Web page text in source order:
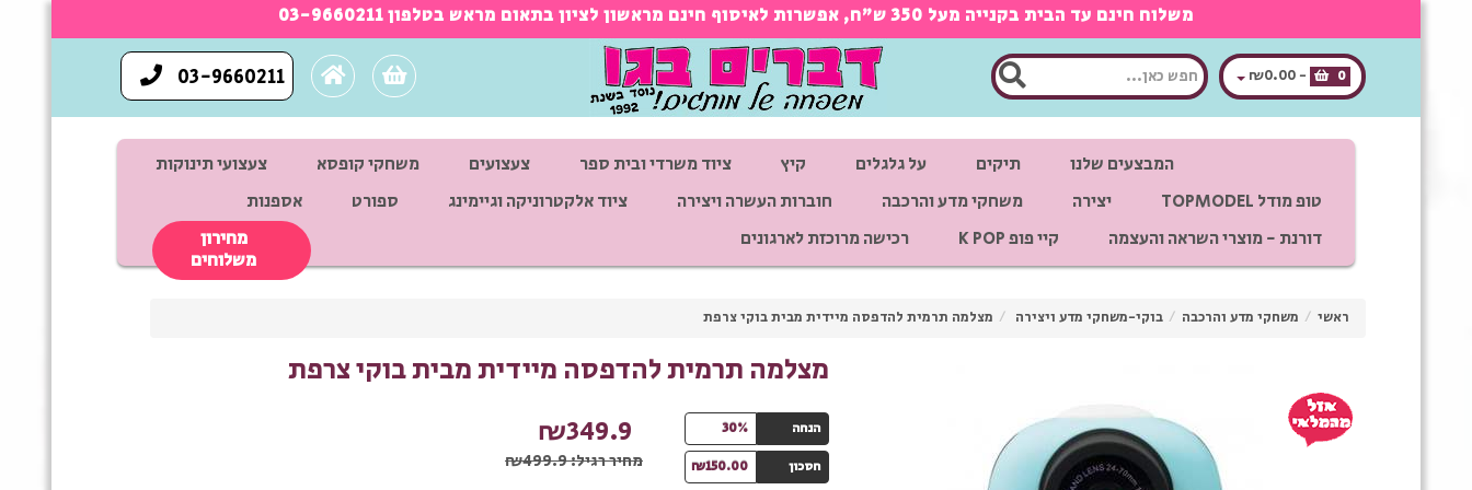
משלוח חינם עד הבית בקנייה מעל 350 ש"ח, אפשרות לאיסוף חינם מראשון לציון בתאום מראש בטלפון 03-9660211
03-9660211 0
-
₪0.00
המבצעים שלנו תיקים על גלגלים קיץ ציוד משרדי ובית ספר צעצועים משחקי קופסא
צעצועי תינוקות
טופ מודל TOPMODEL
יצירה משחקי מדע והרכבה חוברות העשרה ויצירה ציוד אלקטרוניקה וגיימינג ספורט
אספנות
דורנת - מוצרי השראה והעצמה
קיי פופ K POP רכישה מרוכזת לארגונים
מחירון
משלוחים
ראשי / משחקי מדע והרכבה / בוקי-משחקי מדע ויצירה / מצלמה תרמית להדפסה מיידית מבית בוקי צרפת
מצלמה תרמית להדפסה מיידית מבית בוקי צרפת
הנחה 30%
חסכון ₪150.00
₪349.9
מחיר רגיל:₪499.9